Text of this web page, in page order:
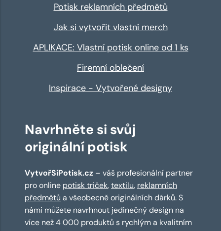
Potisk reklamních předmětů
Jak si vytvořit vlastní merch
APLIKACE: Vlastní potisk online od 1 ks
Firemní oblečení
Inspirace - Vytvořené designy
Navrhněte si svůj
originální potisk
VytvořSiPotisk.cz – váš profesionální partner
pro online potisk triček,textilu, reklamních
předmětů a všeobecně originálních dárků. S
námi můžete navrhnout jedinečný design na
více než 4 000 produktů s rychlým a kvalitním